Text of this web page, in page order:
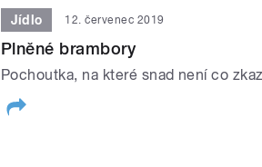
Jídlo 12. červenec 2019
Plněné brambory
Pochoutka, na které snad není co